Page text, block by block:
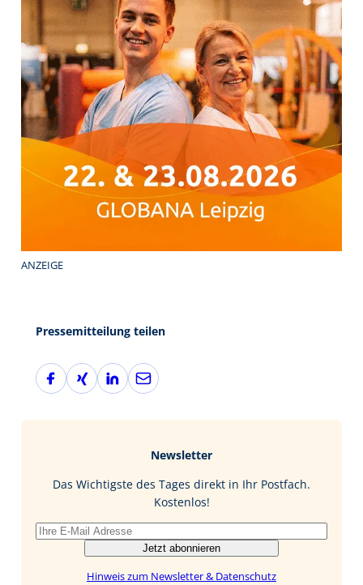
ANZEIGE
Pressemitteilung teilen
F
a
X
i
L
i
I
E
-
Newsletter
Das Wichtigste des Tages direkt in Ihr Postfach.
Kostenlos!
Jetzt abonnieren
Hinweis zum Newsletter & Datenschutz